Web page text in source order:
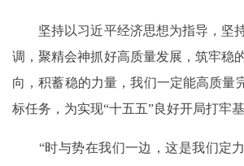
坚持以习近平经济思想为指导，坚
调，聚精会神抓好高质量发展，筑牢稳
向，积蓄稳的力量，我们一定能高质量
标任务，为实现“十五五”良好开局打牢基
“时与势在我们一边，这是我们定力